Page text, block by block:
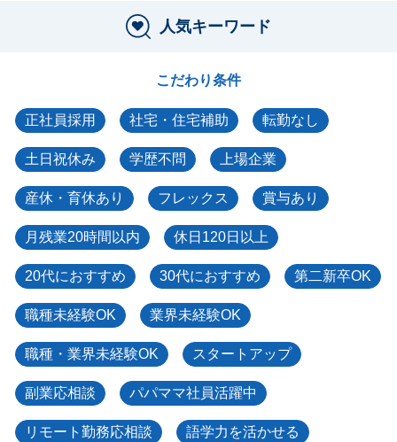
人気キーワード
こだわり条件
正社員採用 社宅・住宅補助 転勤なし
土日祝休み 学歴不問 上場企業
産休・育休あり フレックス 賞与あり
月残業20時間以内 休日120日以上
20代におすすめ 30代におすすめ 第二新卒OK
職種未経験OK 業界未経験OK
職種・業界未経験OK スタートアップ
副業応相談 パパママ社員活躍中
リモート勤務応相談 語学力を活かせる